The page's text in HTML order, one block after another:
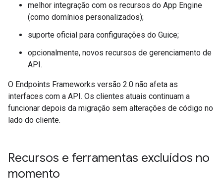
melhor integração com os recursos do App Engine
(como domínios personalizados);
suporte oficial para configurações do Guice;
opcionalmente, novos recursos de gerenciamento de
API.
O Endpoints Frameworks versão 2.0 não afeta as
interfaces com a API. Os clientes atuais continuam a
funcionar depois da migração sem alterações de código no
lado do cliente.
Recursos e ferramentas excluídos no
momento